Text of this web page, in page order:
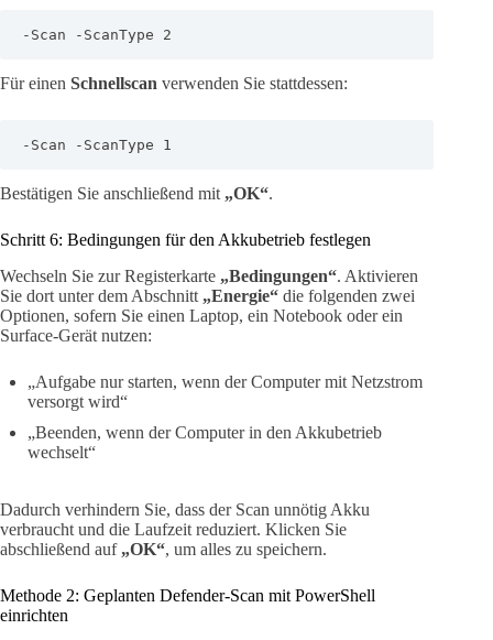
-Scan -ScanType 2
Für einen Schnellscan verwenden Sie stattdessen:
-Scan -ScanType 1
Bestätigen Sie anschließend mit „OK“.
Schritt 6: Bedingungen für den Akkubetrieb festlegen
Wechseln Sie zur Registerkarte „Bedingungen“. Aktivieren
Sie dort unter dem Abschnitt „Energie“ die folgenden zwei
Optionen, sofern Sie einen Laptop, ein Notebook oder ein
Surface-Gerät nutzen:
„Aufgabe nur starten, wenn der Computer mit Netzstrom
versorgt wird“
„Beenden, wenn der Computer in den Akkubetrieb
wechselt“
Dadurch verhindern Sie, dass der Scan unnötig Akku
verbraucht und die Laufzeit reduziert. Klicken Sie
abschließend auf „OK“, um alles zu speichern.
Methode 2: Geplanten Defender-Scan mit PowerShell
einrichten